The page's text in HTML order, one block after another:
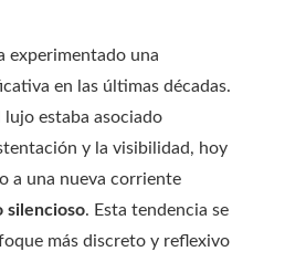
experimentado una
en las últimas décadas.
estaba asociado
y la visibilidad, hoy
a una nueva corriente
silencioso. Esta tendencia se
más discreto y reflexivo